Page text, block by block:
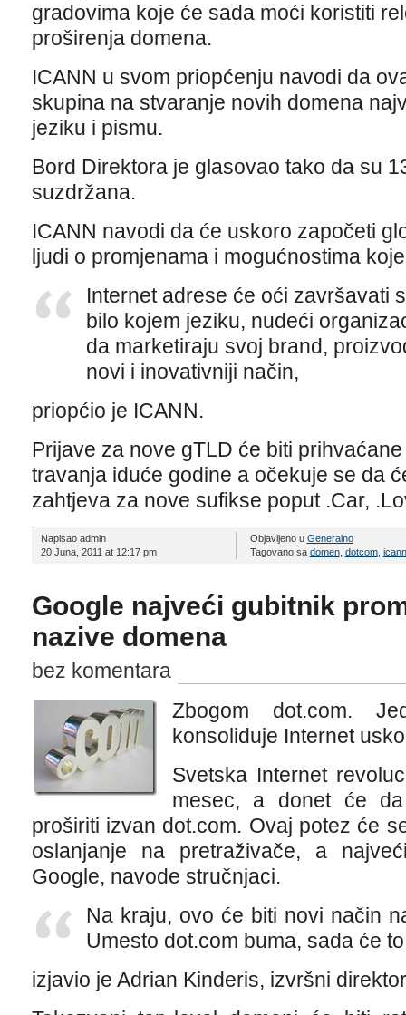
gradovima koje će sada moći koristiti
proširenja domena.
ICANN u svom priopćenju navodi da
skupina na stvaranje novih domena
jeziku i pismu.
Bord Direktora je glasovao tako da su
suzdržana.
ICANN navodi da će uskoro započeti
ljudi o promjenama i mogućnostima
Internet adrese će oći završavati
bilo kojem jeziku, nudeći
da marketiraju svoj brand,
novi i inovativniji način,
priopćio je ICANN.
Prijave za nove gTLD će biti
travanja iduće godine a očekuje se da
zahtjeva za nove sufikse poput .Car,
Napisao admin
20 Juna, 2011 at 12:17 pm
Objavljeno u Generalno
Tagovano sa domen, dotcom, icann
Google najveći gubitnik
nazive domena
bez komentara
Zbogom dot.com.
konsoliduje Internet
Svetska Internet
mesec, a donet će
proširiti izvan dot.com. Ovaj potez će
oslanjanje na pretraživače, a
Google, navode stručnjaci.
Na kraju, ovo će biti novi način
Umesto dot.com buma, sada će
izjavio je Adrian Kinderis, izvršni